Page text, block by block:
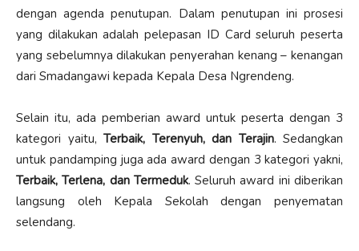
dengan agenda penutupan. Dalam penutupan ini prosesi
yang dilakukan adalah pelepasan ID Card seluruh peserta
yang sebelumnya dilakukan penyerahan kenang – kenangan
dari Smadangawi kepada Kepala Desa Ngrendeng.
Selain itu, ada pemberian award untuk peserta dengan 3
kategori yaitu, Terbaik, Terenyuh, dan Terajin. Sedangkan
untuk pandamping juga ada award dengan 3 kategori yakni,
Terbaik, Terlena, dan Termeduk. Seluruh award ini diberikan
langsung oleh Kepala Sekolah dengan penyematan
selendang.